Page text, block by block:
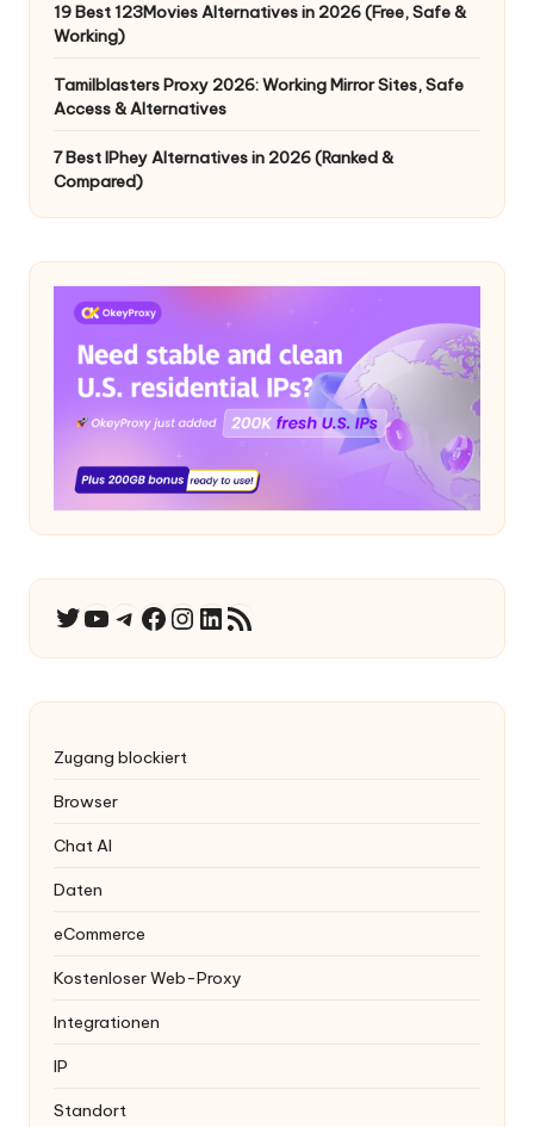
19 Best 123Movies Alternatives in 2026 (Free, Safe &
Working)
Tamilblasters Proxy 2026: Working Mirror Sites, Safe
Access & Alternatives
7 Best IPhey Alternatives in 2026 (Ranked &
Compared)
Twitter
YouTube
Telegramm
Facebook
Instagram
LinkedIn
RSS-Feed
Zugang blockiert
Browser
Chat AI
Daten
eCommerce
Kostenloser Web-Proxy
Integrationen
IP
Standort